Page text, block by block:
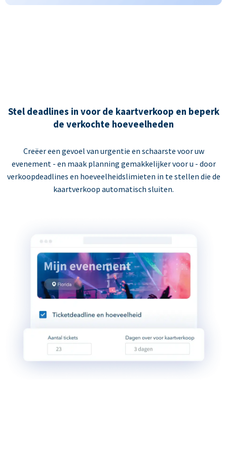
Stel deadlines in voor de kaartverkoop en beperk
de verkochte hoeveelheden
Creëer een gevoel van urgentie en schaarste voor uw
evenement - en maak planning gemakkelijker voor u - door
verkoopdeadlines en hoeveelheidslimieten in te stellen die de
kaartverkoop automatisch sluiten.